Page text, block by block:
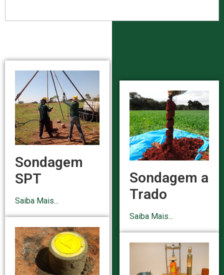
Sondagem
SPT
Saiba Mais...
Sondagem a
Trado
Saiba Mais...